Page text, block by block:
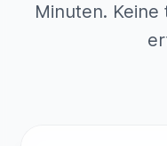
Minuten.